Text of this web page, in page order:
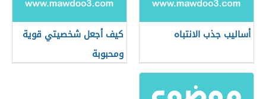
أساليب جذب الانتباه
كيف أجعل شخصيتي قوية
ومحبوبة